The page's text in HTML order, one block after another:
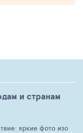
и странам
яркие фото изо